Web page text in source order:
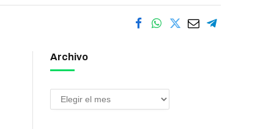
Archivo